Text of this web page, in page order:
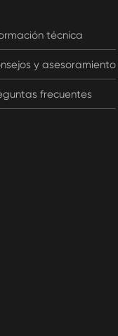
técnica
y asesoramiento
frecuentes